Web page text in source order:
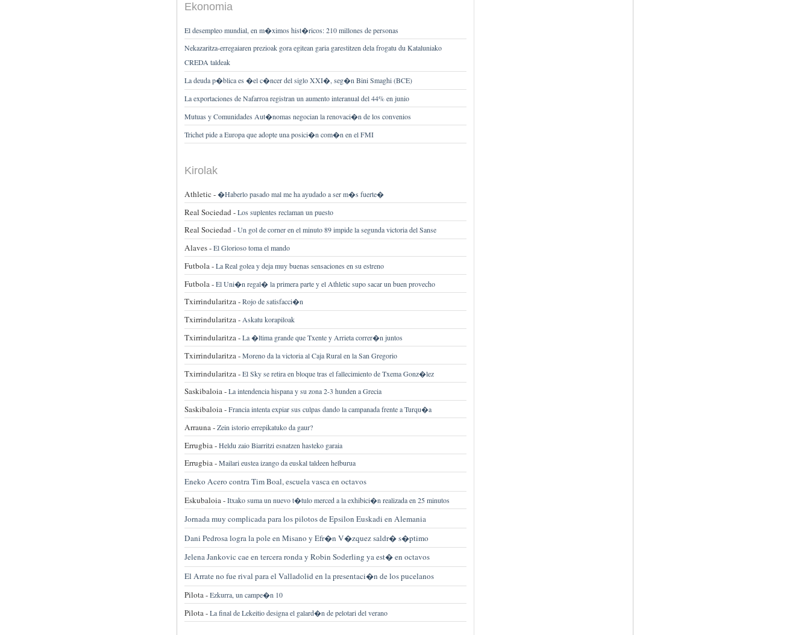
Ekonomia
El desempleo mundial, en m�ximos hist�ricos: 210 millones de personas
Nekazaritza-erregaiaren prezioak gora egitean garia garestitzen dela frogatu du Kataluniako
CREDA taldeak
La deuda p�blica es �el c�ncer del siglo XXI�, seg�n Bini Smaghi (BCE)
La exportaciones de Nafarroa registran un aumento interanual del 44% en junio
Mutuas y Comunidades Aut�nomas negocian la renovaci�n de los convenios
Trichet pide a Europa que adopte una posici�n com�n en el FMI
Kirolak
Athletic -�Haberlo pasado mal me ha ayudado a ser m�s fuerte�
Real Sociedad -Los suplentes reclaman un puesto
Real Sociedad -Un gol de corner en el minuto 89 impide la segunda victoria del Sanse
Alaves -El Glorioso toma el mando
Futbola -La Real golea y deja muy buenas sensaciones en su estreno
Futbola -El Uni�n regal� la primera parte y el Athletic supo sacar un buen provecho
Txirrindularitza -Rojo de satisfacci�n
Txirrindularitza - Askatu korapiloak
Txirrindularitza -La �ltima grande que Txente y Arrieta correr�n juntos
Txirrindularitza -Moreno da la victoria al Caja Rural en la San Gregorio
Txirrindularitza -El Sky se retira en bloque tras el fallecimiento de Txema Gonz�lez
Saskibaloia -La intendencia hispana y su zona 2-3 hunden a Grecia
Saskibaloia -Francia intenta expiar sus culpas dando la campanada frente a Turqu�a
Arrauna -Zein istorio errepikatuko da gaur?
Errugbia -Heldu zaio Biarritzi esnatzen hasteko garaia
Errugbia -Mailari eustea izango da euskal taldeen helburua
Eneko Acero contra Tim Boal, escuela vasca en octavos
Eskubaloia -Itxako suma un nuevo t�tulo merced a la exhibici�n realizada en 25 minutos
Jornada muy complicada para los pilotos de Epsilon Euskadi en Alemania
Dani Pedrosa logra la pole en Misano y Efr�n V�zquez saldr� s�ptimo
Jelena Jankovic cae en tercera ronda y Robin Soderling ya est� en octavos
El Arrate no fue rival para el Valladolid en la presentaci�n de los pucelanos
Pilota -Ezkurra, un campe�n 10
Pilota -La final de Lekeitio designa el galard�n de pelotari del verano